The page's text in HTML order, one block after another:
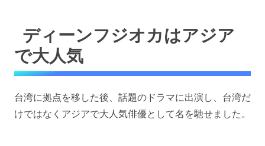
ディーンフジオカはアジア
で大人気
台湾に拠点を移した後、話題のドラマに出演し、台湾だ
けではなくアジアで大人気俳優として名を馳せました。